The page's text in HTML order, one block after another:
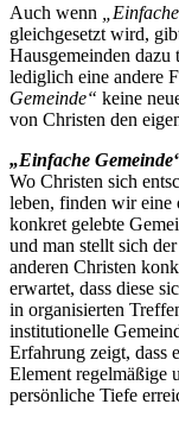
Auch wenn
gleichgesetzt wird,
Hausgemeinden dazu
lediglich eine andere
Gemeinde“ keine
von Christen den
„Einfache
Wo Christen sich
leben, finden wir eine
konkret gelebte
und man stellt sich
anderen Christen
erwartet, dass diese
in organisierten
institutionelle
Erfahrung zeigt, dass
Element regelmäßige
persönliche Tiefe